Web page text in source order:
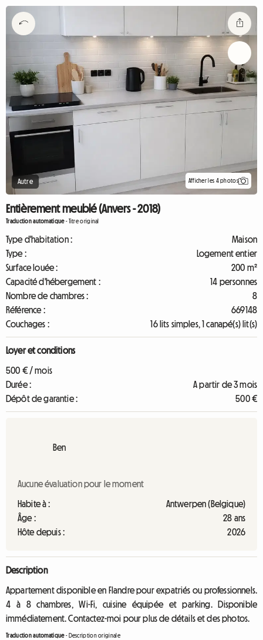
Autre Afficher les 4 photos
Entièrement meublé (Anvers - 2018)
Traduction automatique-Titre original
Type d'habitation :
Maison
Type :
Logement entier
Surface louée :
200 m²
Capacité d'hébergement :
14 personnes
Nombre de chambres :
8
Référence :
669148
Couchages :
16 lits simples, 1 canapé(s) lit(s)
Loyer et conditions
500 € / mois
Durée :
A partir de 3 mois
Dépôt de garantie :
500 €
Ben
Aucune évaluation pour le moment
Habite à :
Antwerpen (Belgique)
Âge :
28 ans
Hôte depuis :
2026
Description
Appartement disponible en Flandre pour expatriés ou professionnels.
4 à 8 chambres, Wi-Fi, cuisine équipée et parking. Disponible
immédiatement. Contactez-moi pour plus de détails et des photos.
Traduction automatique- Description originale